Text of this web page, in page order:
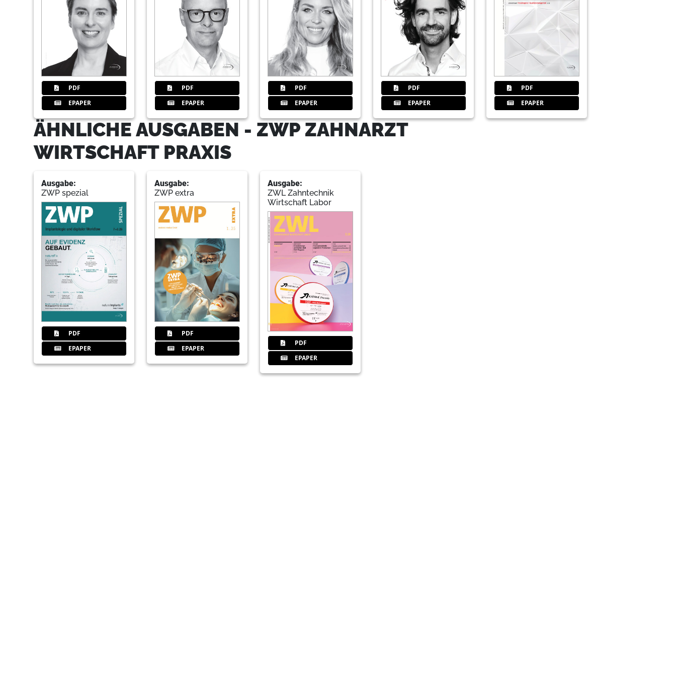
Sabine Nemec, Dipl.-Wirtsch.-Ing.
30Tipp: Zahnersatzreparaturen – Abrechnung mit sieben Siegeln
Gabi Schäfer
31 Minilu GmbH
34DGKiZ-Jahrestagung im September in Erlangen
Redaktion
35Kinderzahnärzte sollten gesunde Ernährung promoten
Dr. Monika Prinz-Kattinger, Vorstandsmitglied Bundesverband der Kinderzahnärzte
(BuKiZ)
36ZWP Study Club: Zur Kinderzahnmedizin fortbilden
Redaktion
37Fluoridlack als Kassenleistung für alle Kinder unter 6 Jahren
Redaktion
PDF
EPAPER
PDF
EPAPER
PDF
EPAPER
PDF
EPAPER
PDF
EPAPER
ÄHNLICHE AUSGABEN - ZWP ZAHNARZT
WIRTSCHAFT PRAXIS
Ausgabe:
ZWP spezial
PDF
EPAPER
Ausgabe:
ZWP extra
PDF
EPAPER
Ausgabe:
ZWL Zahntechnik
Wirtschaft Labor
PDF
EPAPER